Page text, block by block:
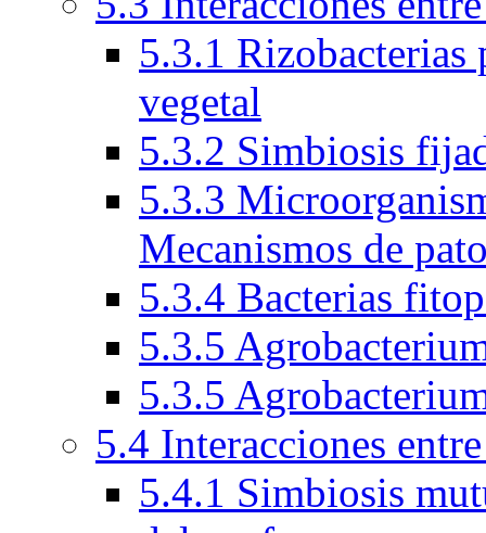
5.3.1
vegetal
5.3.2 Simbiosis
5.3.3
Mecanismos de
5.3.4 Bacterias
5.3.5
5.3.5
5.4 Interacciones
5.4.1 Simbiosis